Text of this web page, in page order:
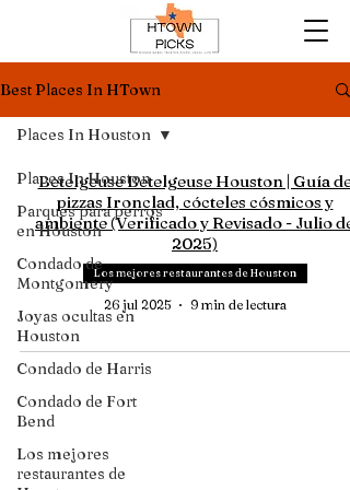
Best Places In HTown
Places In Houston
Parques para perros
en Houston
Condado de
Montgomery
Joyas ocultas en
Houston
Condado de Harris
Condado de Fort
Bend
Los mejores
restaurantes de
Places In Houston
Betelgeuse Betelgeuse Houston | Guía de
pizzas Ironclad, cócteles cósmicos y
ambiente (Verificado y Revisado - Julio de
2025)
Los mejores restaurantes de Houston
26 jul 2025 9 min de lectura
HTOWN PICKS
Preguntas
frecuentes
© 2025 por HTownPicks. Todos los derechos